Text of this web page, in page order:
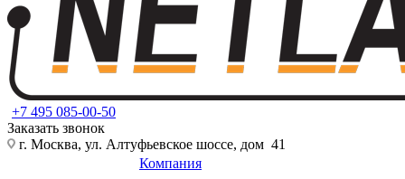
+7 495 085-00-50
Заказать звонок
г. Москва, ул. Алтуфьевское шоссе, дом 41
Компания